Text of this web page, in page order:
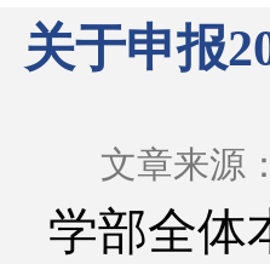
关于申报
文章来源
学部全体